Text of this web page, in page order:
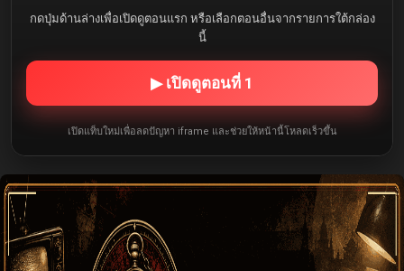
กดปุ่มด้านล่างเพื่อเปิดดูตอนแรก หรือเลือกตอนอื่นจากรายการใต้กล่อง
นี้
▶ เปิดดูตอนที่ 1
เปิดแท็บใหม่เพื่อลดปัญหา iframe และช่วยให้หน้านี้โหลดเร็วขึ้น